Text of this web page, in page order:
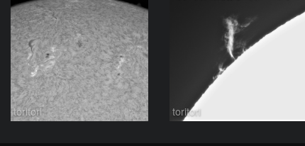
toritori toritori